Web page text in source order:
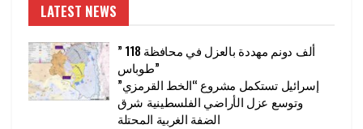
LATEST NEWS
” 118 ألف دونم مهددة بالعزل في محافظة
طوباس”
إسرائيل تستكمل مشروع “الخط القرمزي”
وتوسع عزل الأراضي الفلسطينية شرق
الضفة الغربية المحتلة